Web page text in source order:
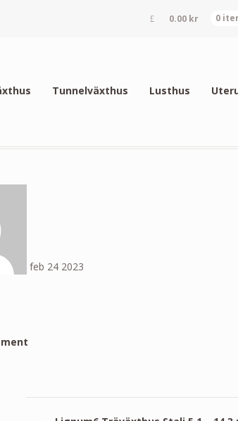
0.00 kr 0
Tunnelväxthus Lusthus
feb 24 2023